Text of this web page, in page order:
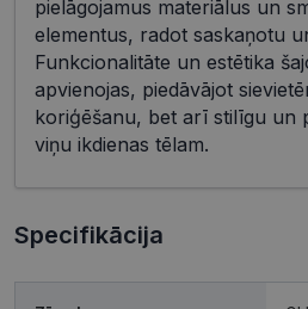
pielāgojamus materiālus un
elementus, radot saskaņotu
Funkcionalitāte un estētika
apvienojas, piedāvājot
koriģēšanu, bet arī stilīgu un
viņu ikdienas tēlam.
Specifikācija